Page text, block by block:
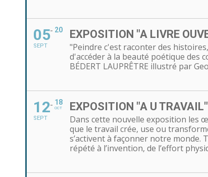
05
SEPT
20 EXPOSITION "A LIVRE
"Peindre c'est raconter des
d'accéder à la beauté poétique des
BÉDERT LAUPRÊTRE illustré par
12
SEPT
18
OCT EXPOSITION "A U TRAVAIL"
Dans cette nouvelle exposition les
que le travail crée, use ou
s’activent à façonner notre monde.
répété à l’invention, de l’effort